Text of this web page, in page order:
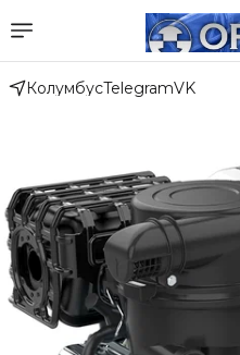
КолумбусTelegramVK